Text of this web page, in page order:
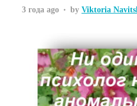
3 года ago by Viktoria